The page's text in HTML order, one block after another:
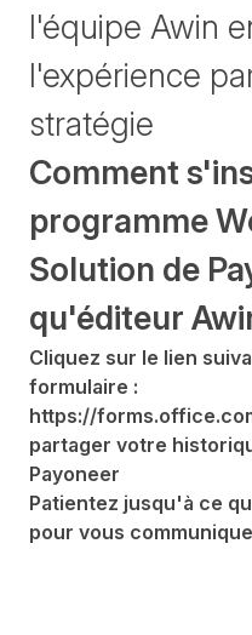
l'équipe Awin
l'expérience
stratégie
Comment
programme
Solution de
qu'éditeur
Cliquez sur le lien
formulaire :
https://
partager votre
Payoneer
Patientez jusqu'à ce
pour vous